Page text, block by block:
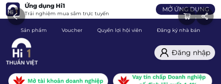
Ứng dụng Hi1
Trải nghiệm mua sắm trực tuyến
MỞ ỨNG DỤNG
Sản phẩm Voucher Quyền lợi hội viên Đăng ký nhà bán
Đăng nhập